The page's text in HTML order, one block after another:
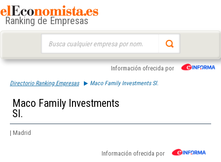
Ranking de Empresas
Información ofrecida por
Directorio Ranking Empresas Maco Family Investments Sl.
Maco Family Investments
Sl.
| Madrid
Información ofrecida por